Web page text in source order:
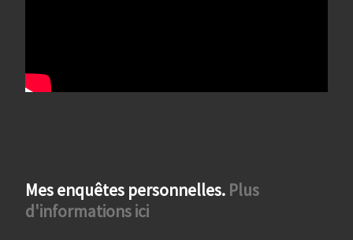
Mes enquêtes personnelles. Plus
d'informations ici